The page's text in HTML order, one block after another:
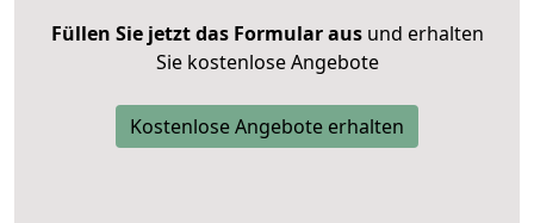
Füllen Sie jetzt das Formular ausund erhalten
Sie kostenlose Angebote
Kostenlose Angebote erhalten